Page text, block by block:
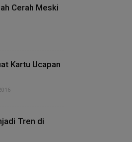
Cerah Meski
Kartu Ucapan
Tren di